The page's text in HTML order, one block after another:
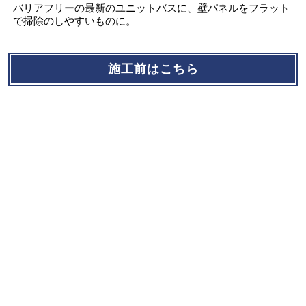
バリアフリーの最新のユニットバスに、壁パネルをフラット
で掃除のしやすいものに。
施工前はこちら